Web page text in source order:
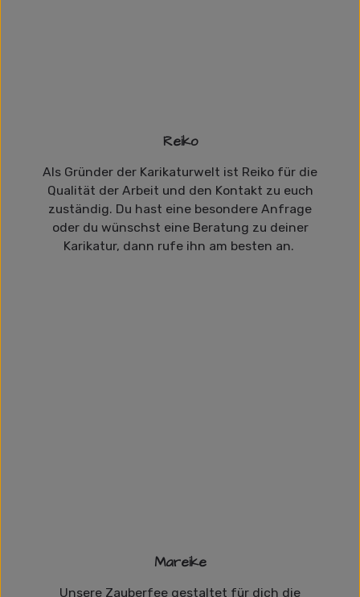
Reiko
Als Gründer der Karikaturwelt ist Reiko für die
Qualität der Arbeit und den Kontakt zu euch
zuständig. Du hast eine besondere Anfrage
oder du wünschst eine Beratung zu deiner
Karikatur, dann rufe ihn am besten an.
Mareike
Unsere Zauberfee gestaltet für dich die